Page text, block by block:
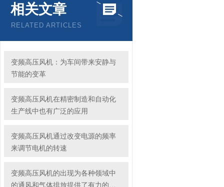
相关文章
RELATED ARTICLES
变频高压风机：为车间带来安静与
节能的变革
变频高压风机在精密制造和自动化
生产线中也有广泛的应用
变频高压风机通过改变电源的频率
来调节电机的转速
变频高压风机的出现为各种领域中
的通风和气体排放提供了有力的支